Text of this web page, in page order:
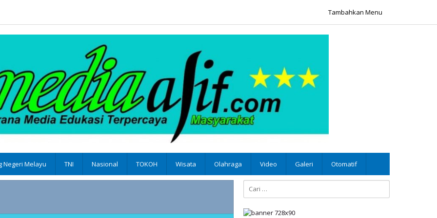
Tambahkan Menu
Negeri Melayu TNI Nasional TOKOH Wisata Olahraga Video Galeri Otomatif
Cari
untuk: